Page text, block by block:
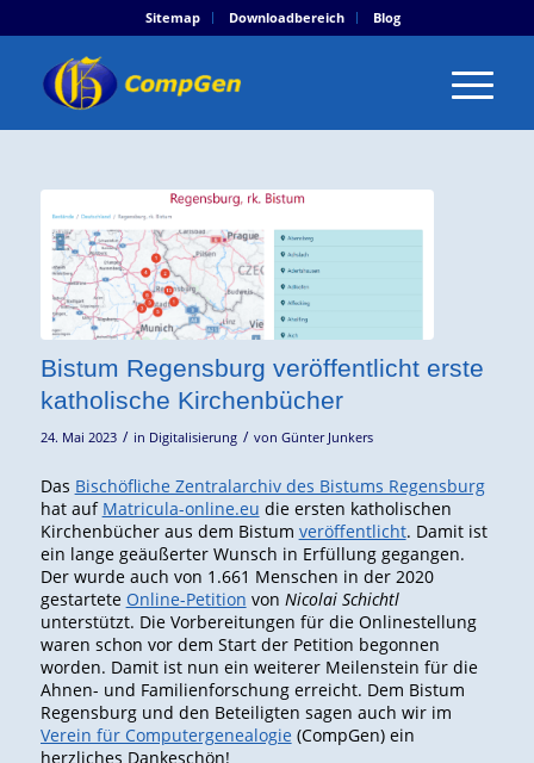
Sitemap Downloadbereich Blog
Bistum Regensburg veröffentlicht erste
katholische Kirchenbücher
24. Mai 2023 / in Digitalisierung / von Günter Junkers
Das Bischöfliche Zentralarchiv des Bistums Regensburg
hat auf Matricula-online.eu die ersten katholischen
Kirchenbücher aus dem Bistum veröffentlicht. Damit ist
ein lange geäußerter Wunsch in Erfüllung gegangen.
Der wurde auch von 1.661 Menschen in der 2020
gestartete Online-Petition von Nicolai Schichtl
unterstützt. Die Vorbereitungen für die Onlinestellung
waren schon vor dem Start der Petition begonnen
worden. Damit ist nun ein weiterer Meilenstein für die
Ahnen- und Familienforschung erreicht. Dem Bistum
Regensburg und den Beteiligten sagen auch wir im
Verein für Computergenealogie (CompGen) ein
herzliches Dankeschön!